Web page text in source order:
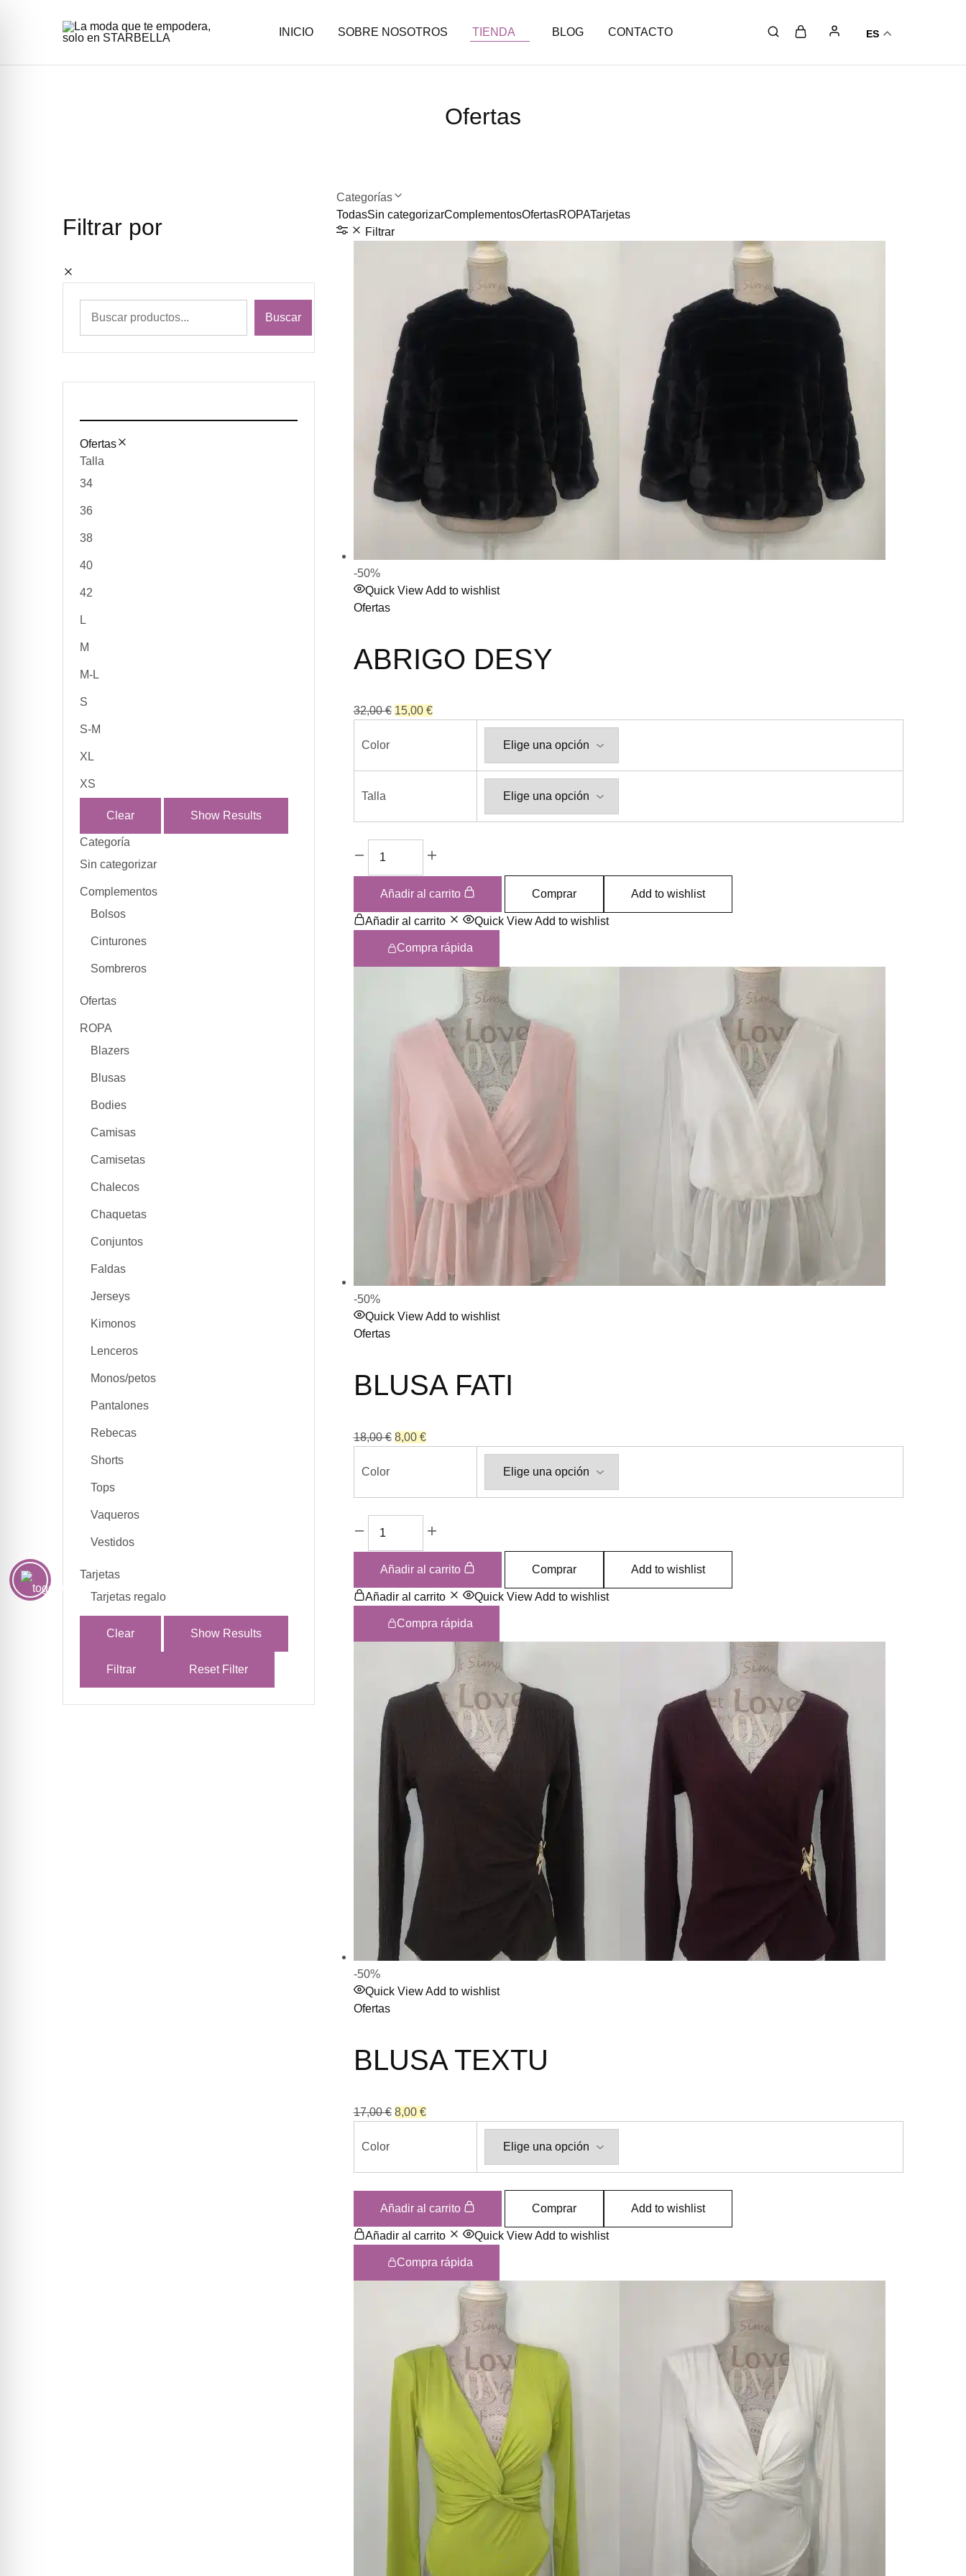
La
Moda
INICIO SOBRE NOSOTROS TIENDA BLOG CONTACTO ES
Ofertas
Categorías
TodasSin categorizarComplementosOfertasROPATarjetas
Filtrar
-50%
Quick ViewAdd to wishlist
Ofertas
ABRIGO DESY
32,00€ 15,00 €
Color
Talla
Añadir al carrito Comprar Add to wishlist
Añadir al carrito Quick ViewAdd to wishlist
Compra rápida
-50%
Quick ViewAdd to wishlist
Ofertas
BLUSA FATI
18,00€ 8,00 €
Color
Añadir al carrito Comprar Add to wishlist
Añadir al carrito Quick ViewAdd to wishlist
Compra rápida
-50%
Quick ViewAdd to wishlist
Ofertas
BLUSA TEXTU
17,00€ 8,00 €
Color
Añadir al carrito Comprar Add to wishlist
Añadir al carrito Quick ViewAdd to wishlist
Compra rápida
Filtrar por
Buscar
Ofertas
Talla
34
36
38
40
42
L
M
M-L
S
S-M
XL
XS
Clear Show Results
Categoría
Sin categorizar
Complementos
Bolsos
Cinturones
Sombreros
Ofertas
ROPA
Blazers
Blusas
Bodies
Camisas
Camisetas
Chalecos
Chaquetas
Conjuntos
Faldas
Jerseys
Kimonos
Lenceros
Monos/petos
Pantalones
Rebecas
Shorts
Tops
Vaqueros
Vestidos
Tarjetas
Tarjetas regalo
Clear Show Results
Filtrar Reset Filter